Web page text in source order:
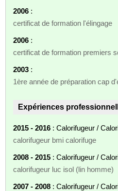
2006 :
certificat de formation l'élingage
2006 :
certificat de formation premiers
2003 :
1ère année de préparation cap
Expériences
2015 - 2016 : Calorifugeur /
calorifugeur bmi calorifuge
2008 - 2015 : Calorifugeur /
calorifugeur luc isol (lin homme)
2007 - 2008 : Calorifugeur /